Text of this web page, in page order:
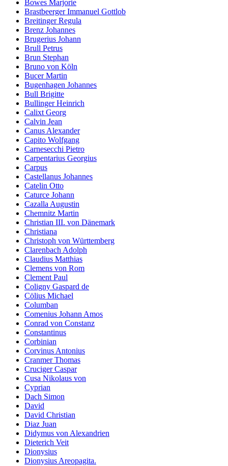
Bowes Marjorie
Brastbeerger Immanuel Gottlob
Breitinger Regula
Brenz Johannes
Brugerius Johann
Brull Petrus
Brun Stephan
Bruno von Köln
Bucer Martin
Bugenhagen Johannes
Bull Brigitte
Bullinger Heinrich
Calixt Georg
Calvin Jean
Canus Alexander
Capito Wolfgang
Carnesecchi Pietro
Carpentarius Georgius
Carpus
Castellanus Johannes
Catelin Otto
Caturce Johann
Cazalla Augustin
Chemnitz Martin
Christian III. von Dänemark
Christiana
Christoph von Württemberg
Clarenbach Adolph
Claudius Matthias
Clemens von Rom
Clement Paul
Coligny Gaspard de
Cölius Michael
Columban
Comenius Johann Amos
Conrad von Constanz
Constantinus
Corbinian
Corvinus Antonius
Cranmer Thomas
Cruciger Caspar
Cusa Nikolaus von
Cyprian
Dach Simon
David
David Christian
Diaz Juan
Didymus von Alexandrien
Dieterich Veit
Dionysius
Dionysius Areopagita.